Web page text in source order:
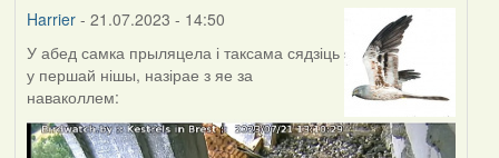
Harrier- 21.07.2023 - 14:50
У абед самка прыляцела і таксама сядзіць
у першай нішы, назірае з яе за
наваколлем: